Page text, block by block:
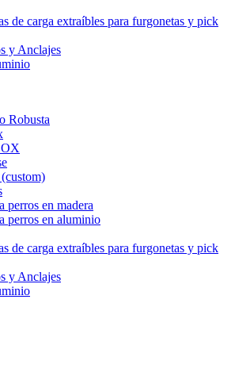
de carga extraíbles para furgonetas y pick
y Anclajes
Robusta
perros en madera
perros en aluminio
de carga extraíbles para furgonetas y pick
y Anclajes